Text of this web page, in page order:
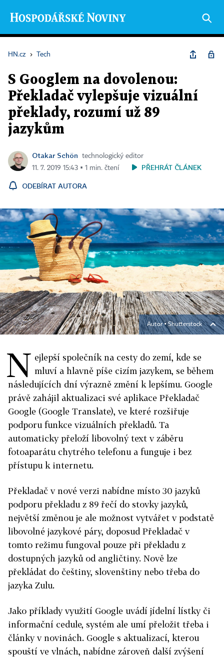
HN.cz › Tech
S Googlem na dovolenou:
Překladač vylepšuje vizuální
překlady, rozumí už 89
jazykům
Otakar Schön
technologický editor
11. 7. 2019 15:43 ▪ 1 min. čtení
PŘEHRÁT ČLÁNEK
ODEBÍRAT AUTORA
Autor ▪Shutterstock
N ejlepší společník na cesty do zemí, kde se
mluví a hlavně píše cizím jazykem, se během
následujících dní výrazně změní k lepšímu. Google
právě zahájil aktualizaci své aplikace Překladač
Google (Google Translate), ve které rozšiřuje
podporu funkce vizuálních překladů. Ta
automaticky přeloží libovolný text v záběru
fotoaparátu chytrého telefonu a funguje i bez
přístupu k internetu.
Překladač v nové verzi nabídne místo 30 jazyků
podporu překladu z 89 řečí do stovky jazyků,
největší změnou je ale možnost vytvářet v podstatě
libovolné jazykové páry, doposud Překladač v
tomto režimu fungoval pouze při překladu z
dostupných jazyků od angličtiny. Nově lze
překládat do češtiny, slovenštiny nebo třeba do
jazyka Zulu.
Jako příklady využití Google uvádí jídelní lístky či
informační cedule, systém ale umí přeložit třeba i
články v novinách. Google s aktualizací, kterou
spouští ve vlnách, nabídne zároveň další zvýšení